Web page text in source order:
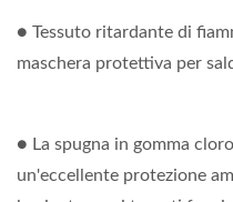
● Tessuto ritardante di
maschera protettiva per
● La spugna in gomma
un'eccellente protezione